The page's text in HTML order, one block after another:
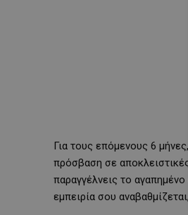
Για τους επόμενους 6
πρόσβαση σε
παραγγέλνεις το
εμπειρία σου